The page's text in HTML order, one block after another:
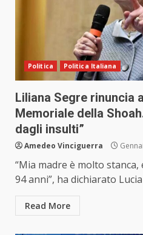
Politica Politica Italiana
Liliana Segre rinuncia
Memoriale della
dagli insulti”
Amedeo Vinciguerra
“Mia madre è molto
94 anni”, ha dichiarato
Read More